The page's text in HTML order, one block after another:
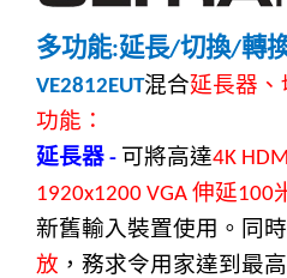
多功能:延長/切換/轉
VE2812EUT混合延長器、
功能：
延長器 - 可將高達4K
1920x1200 VGA 伸延100
新舊輸入裝置使用。同
放 ，務求令用家達到最